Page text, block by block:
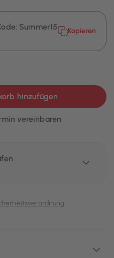
Summer15 Kopieren
hinzufügen
vereinbaren